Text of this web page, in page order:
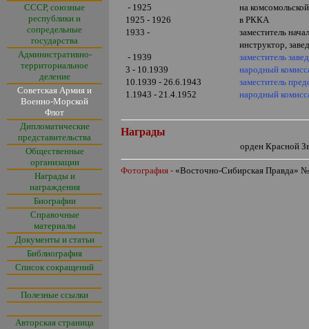
СССР, союзные
республики и
сопредельные
государства
Административно-
территориальное
деление
Советская Армия и
Военно-Морской
Флот
Дипломатические
представительства
Общественные
организации
Награды и
награждения
Биографии
Справочные
материалы
Документы и статьи
Библиография
Список сокращений
Полезные ссылки
Авторская страница
- 1925
на
1925 - 1926
в РККА
1933 -
заместитель
инструктор,
- 1939
заместитель
3 - 10.1939
народный
10.1939 - 26.6.1943
заместитель
1.1943 - 21.4.1952
народный
Награды
орден Красной
Фотография - «Восточно-Сибирская Правда» №